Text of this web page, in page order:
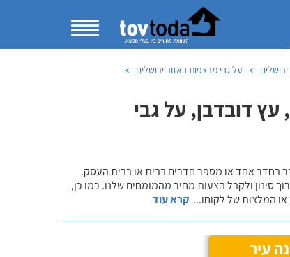
על גבי מרצפות באזור ירושלים
דובדבן, על גבי
בחדר אחד או מספר חדרים בבית או בבית העסק.
סינון ולקבל הצעות מחיר מהמומחים שלנו. כמו כן,
המלצות של לקוחו... קרא עוד
עיר